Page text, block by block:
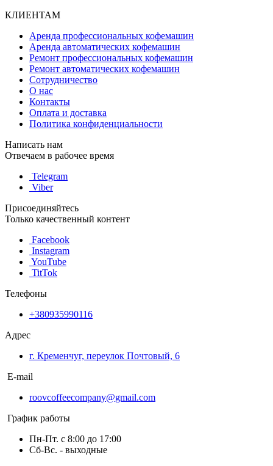
КЛИЕНТАМ
Аренда профессиональных кофемашин
Аренда автоматических кофемашин
Ремонт профессиональных кофемашин
Ремонт автоматических кофемашин
Сотрудничество
О нас
Контакты
Оплата и доставка
Политика конфиденциальности
Написать нам
Отвечаем в рабочее время
Telegram
Viber
Присоединяйтесь
Только качественный контент
Facebook
Instagram
YouTube
TitTok
Телефоны
+380935990116
Адрес
г. Кременчуг, переулок Почтовый, 6
E-mail
roovcoffeecompany@gmail.com
График работы
Пн-Пт. с 8:00 до 17:00
Сб-Вс. - выходные